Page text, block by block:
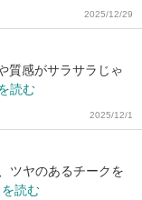
2025/12/29
質感がサラサラじゃ
読む
2025/12/1
ツヤのあるチークを
読む